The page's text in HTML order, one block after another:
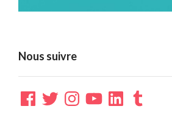
Nous suivre
Facebook
TwitterInstagramYouTubeLinkedInTumblr